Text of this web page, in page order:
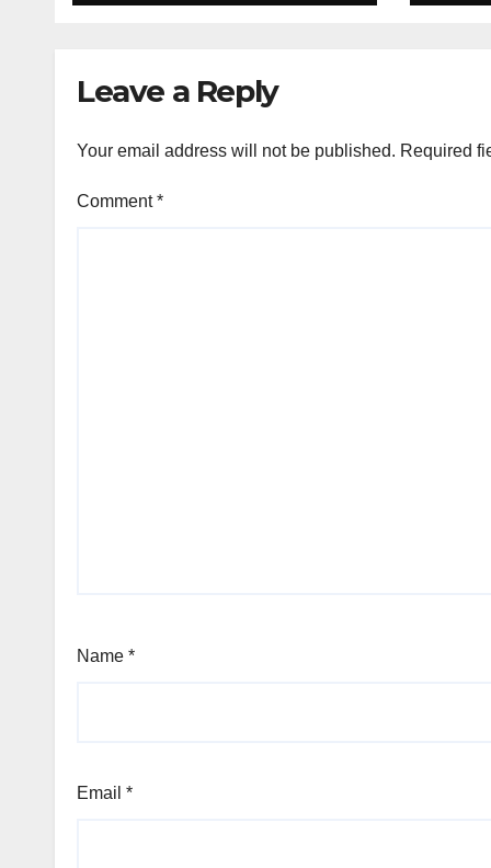
Leave a Reply
Your email address will not be published. Required
Comment*
Name *
Email *